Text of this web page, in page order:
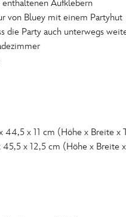
Aufklebern
von Bluey mit einem Partyhut
die Party auch unterwegs
44,5 x 11 cm (Höhe x Breite x
45,5 x 12,5 cm (Höhe x Breite